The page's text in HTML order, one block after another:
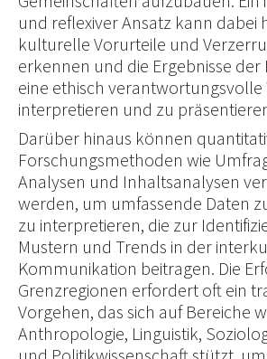
und reflexiver Ansatz kann dabei
kulturelle Vorurteile und
erkennen und die Ergebnisse
eine ethisch verantwortungsvolle
interpretieren und zu
Darüber hinaus können
Forschungsmethoden wie
Analysen und Inhaltsanalysen
werden, um umfassende Daten
zu interpretieren, die zur
Mustern und Trends in der
Kommunikation beitragen. Die
Grenzregionen erfordert oft ein
Vorgehen, das sich auf Bereiche
Anthropologie, Linguistik,